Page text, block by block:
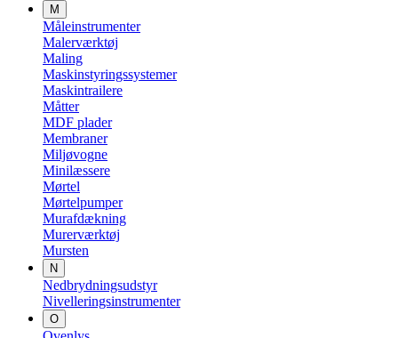
M
Måleinstrumenter
Malerværktøj
Maling
Maskinstyringssystemer
Maskintrailere
Måtter
MDF plader
Membraner
Miljøvogne
Minilæssere
Mørtel
Mørtelpumper
Murafdækning
Murerværktøj
Mursten
N
Nedbrydningsudstyr
Nivelleringsinstrumenter
O